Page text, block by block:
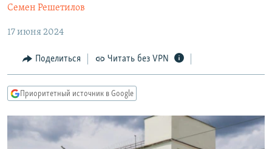
Вернутся
навигации
Вернутся
поиску
МНЕНИЯ
КУЛЬТУРА
IDEL.РЕАЛИИ
СЕВЕР.РЕАЛИИ
СИБИРЬ.РЕАЛИИ
РАСПИСАНИЕ ВЕЩАНИЯ
Семен Решетилов
17 июня 2024
Поделиться Читать без VPN
Приоритетный источник в Google